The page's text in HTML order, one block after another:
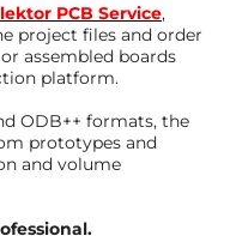
PCB Service,
project files and order
assembled boards
platform.
ODB++ formats, the
prototypes and
and volume